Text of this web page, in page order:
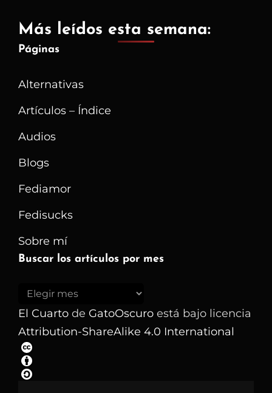
La
Más leídos esta semana:
Páginas
Alternativas
Artículos – Índice
Audios
Blogs
Fediamor
Fedisucks
Sobre mí
Buscar los artículos por mes
Buscar
los
artículos
por
mes
El Cuarto de GatoOscuro está bajo licencia
Attribution-ShareAlike 4.0 International